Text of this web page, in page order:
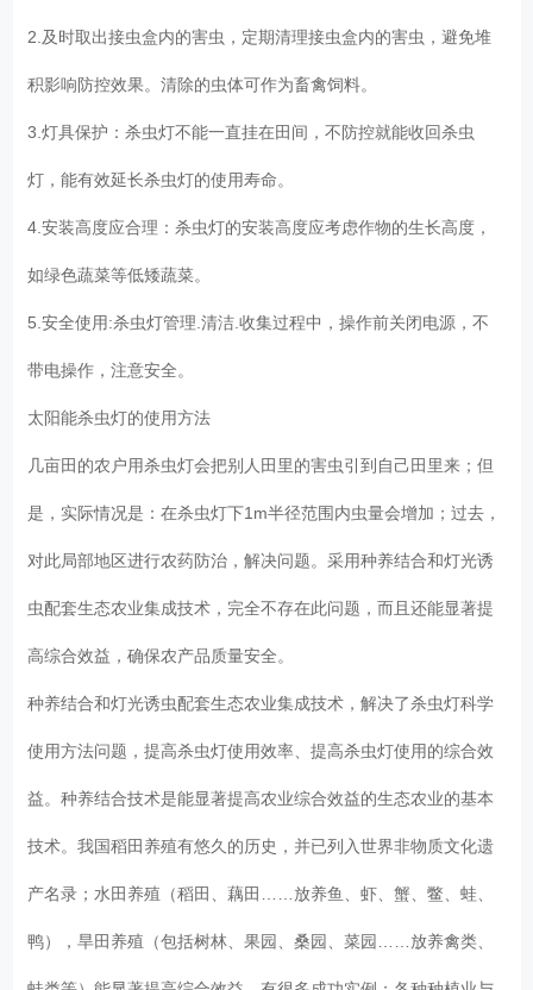
2.及时取出接虫盒内的害虫，定期清理接虫盒内的害虫，避免堆
积影响防控效果。清除的虫体可作为畜禽饲料。
3.灯具保护：杀虫灯不能一直挂在田间，不防控就能收回杀虫
灯，能有效延长杀虫灯的使用寿命。
4.安装高度应合理：杀虫灯的安装高度应考虑作物的生长高度，
如绿色蔬菜等低矮蔬菜。
5.安全使用:杀虫灯管理.清洁.收集过程中，操作前关闭电源，不
带电操作，注意安全。
太阳能杀虫灯的使用方法
几亩田的农户用杀虫灯会把别人田里的害虫引到自己田里来；但
是，实际情况是：在杀虫灯下1m半径范围内虫量会增加；过去，
对此局部地区进行农药防治，解决问题。采用种养结合和灯光诱
虫配套生态农业集成技术，完全不存在此问题，而且还能显著提
高综合效益，确保农产品质量安全。
种养结合和灯光诱虫配套生态农业集成技术，解决了杀虫灯科学
使用方法问题，提高杀虫灯使用效率、提高杀虫灯使用的综合效
益。种养结合技术是能显著提高农业综合效益的生态农业的基本
技术。我国稻田养殖有悠久的历史，并已列入世界非物质文化遗
产名录；水田养殖（稻田、藕田……放养鱼、虾、蟹、鳖、蛙、
鸭），旱田养殖（包括树林、果园、桑园、菜园……放养禽类、